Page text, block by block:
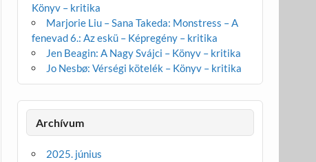
Könyv – kritika
Marjorie Liu – Sana Takeda: Monstress – A
fenevad 6.: Az eskü – Képregény – kritika
Jen Beagin: A Nagy Svájci – Könyv – kritika
Jo Nesbø: Vérségi kötelék – Könyv – kritika
Archívum
2025. június